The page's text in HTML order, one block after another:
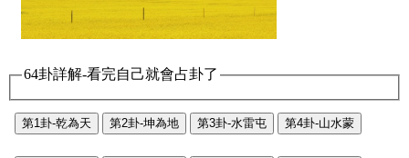
64卦詳解-看完自己就會占卦了
第1卦-乾為天 第2卦-坤為地 第3卦-水雷屯 第4卦-山水蒙